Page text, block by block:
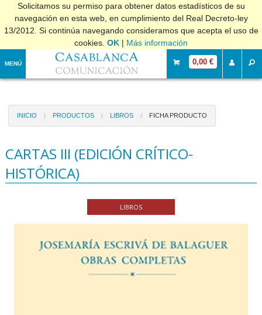
Solicitamos su permiso para obtener datos estadísticos de su
navegación en esta web, en cumplimiento del Real Decreto-ley
13/2012. Si continúa navegando consideramos que acepta el uso de
cookies. OK | Más información
MENÚ 0,00 €
INICIO PRODUCTOS LIBROS FICHA PRODUCTO
CARTAS III (EDICIÓN CRÍTICO-
HISTÓRICA)
LIBROS